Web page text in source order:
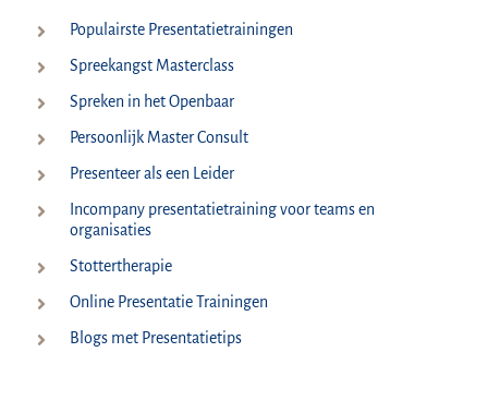
Populairste Presentatietrainingen
Spreekangst Masterclass
Spreken in het Openbaar
Persoonlijk Master Consult
Presenteer als een Leider
Incompany presentatietraining voor teams en
organisaties
Stottertherapie
Online Presentatie Trainingen
Blogs met Presentatietips